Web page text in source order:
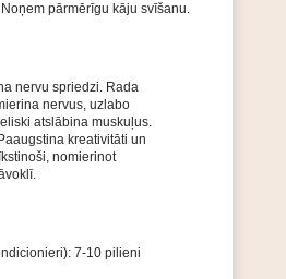
pārmērīgu kāju svīšanu.
nervu spriedzi. Rada
nervus, uzlabo
atslābina muskuļus.
kreativitāti un
nomierinot
7-10 pilieni